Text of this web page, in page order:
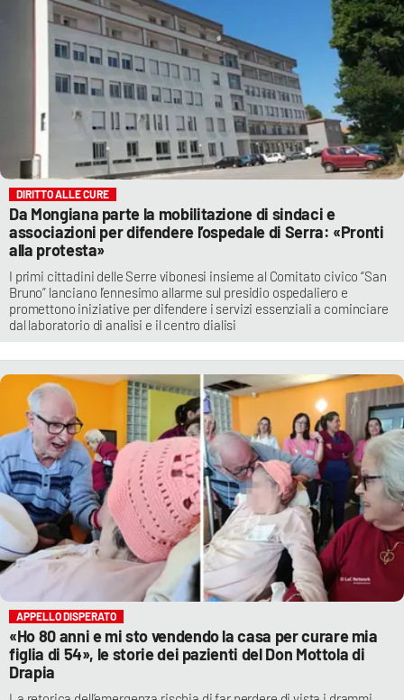
DIRITTO ALLE CURE
Da Mongiana parte la mobilitazione di sindaci e
associazioni per difendere l’ospedale di Serra: «Pronti
alla protesta»
I primi cittadini delle Serre vibonesi insieme al Comitato civico “San
Bruno” lanciano l’ennesimo allarme sul presidio ospedaliero e
promettono iniziative per difendere i servizi essenziali a cominciare
dal laboratorio di analisi e il centro dialisi
APPELLO DISPERATO
«Ho 80 anni e mi sto vendendo la casa per curare mia
figlia di 54», le storie dei pazienti del Don Mottola di
Drapia